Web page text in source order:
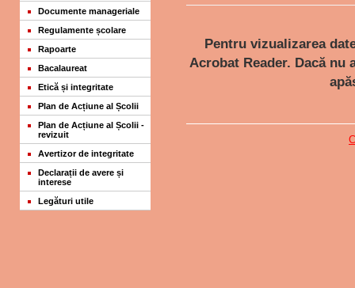
Documente manageriale
Regulamente școlare
Rapoarte
Bacalaureat
Etică și integritate
Plan de Acțiune al Școlii
Plan de Acțiune al Școlii -
revizuit
Avertizor de integritate
Declarații de avere și
interese
Legături utile
Pentru vizualizarea
Acrobat Reader. Dacă nu